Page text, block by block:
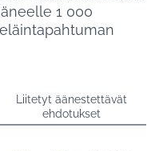
1 000
Liitetyt äänestettävät
ehdotukset